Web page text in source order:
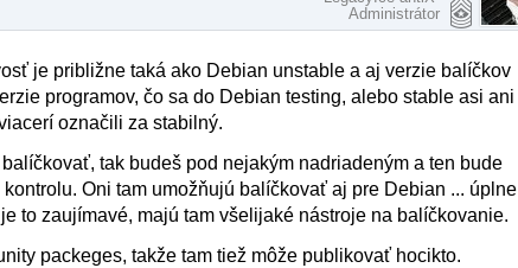
Administrátor
je približne taká ako Debian unstable a aj verzie balíčkov
programov, čo sa do Debian testing, alebo stable asi ani
označili za stabilný.
tak budeš pod nejakým nadriadeným a ten bude
Oni tam umožňujú balíčkovať aj pre Debian ... úplne
to zaujímavé, majú tam všelijaké nástroje na balíčkovanie.
packeges, takže tam tiež môže publikovať hocikto.